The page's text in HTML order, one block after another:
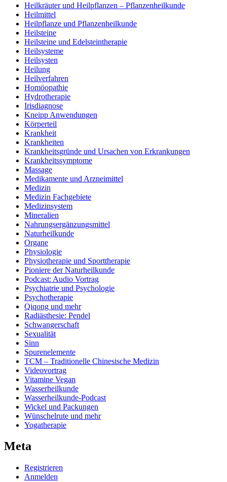
Heilkräuter und Heilpflanzen – Pflanzenheilkunde
Heilmittel
Heilpflanze und Pflanzenheilkunde
Heilsteine
Heilsteine und Edelsteintherapie
Heilsysteme
Heilsysten
Heilung
Heilverfahren
Homöopathie
Hydrotherapie
Irisdiagnose
Kneipp Anwendungen
Körperteil
Krankheit
Krankheiten
Krankheitsgründe und Ursachen von Erkrankungen
Krankheitssymptome
Massage
Medikamente und Arzneimittel
Medizin
Medizin Fachgebiete
Medizinsystem
Mineralien
Nahrungsergänzungsmittel
Naturheilkunde
Organe
Physiologie
Physiotherapie und Sporttherapie
Pioniere der Naturheilkunde
Podcast: Audio Vortrag
Psychiatrie und Psychologie
Psychotherapie
Qiqong und mehr
Radiästhesie: Pendel
Schwangerschaft
Sexualität
Sinn
Spurenelemente
TCM – Traditionelle Chinesische Medizin
Videovortrag
Vitamine Vegan
Wasserheilkunde
Wasserheilkunde-Podcast
Wickel und Packungen
Wünschelrute und mehr
Yogatherapie
Meta
Registrieren
Anmelden